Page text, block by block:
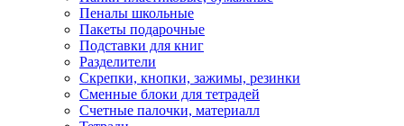
Пеналы школьные
Пакеты подарочные
Подставки для книг
Разделители
Скрепки, кнопки, зажимы, резинки
Сменные блоки для тетрадей
Счетные палочки, материалл